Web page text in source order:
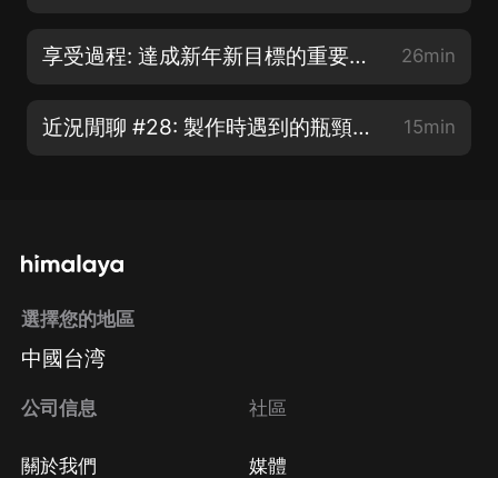
享受過程: 達成新年新目標的重要關鍵 | 賽克與瑟西 26min
近況閒聊 #28: 製作時遇到的瓶頸，podcast的未來走向 15min
選擇您的地區
中國台湾
公司信息
關於我們
社區
媒體